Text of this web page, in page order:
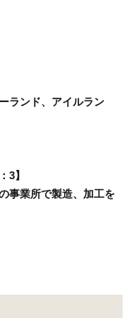
ランド、アイルラン
3】
事業所で製造、加工を